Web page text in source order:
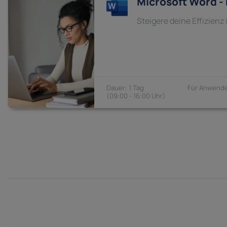
Steigere deine
1 Tag
09:00 - 16:00